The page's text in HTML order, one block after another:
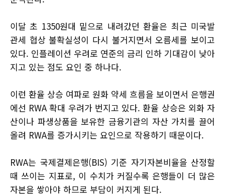
이달 초 1350원대 밑으로 내려갔던 환율은 최근 미국발
관세 협상 불확실성이 다시 불거지면서 오름세를 보이고
있다. 인플레이션 우려로 연준의 금리 인하 기대감이 낮아
지고 있는 점도 요인 중 하나다.
이런 환율 상승 여파로 원화 약세 흐름을 보이면서 은행권
에선 RWA 확대 우려가 번지고 있다. 환율 상승은 외화 자
산이나 파생상품을 보유한 금융기관의 자산 가치를 끌어
올려 RWA를 증가시키는 요인으로 작용하기 때문이다.
RWA는 국제결제은행(BIS) 기준 자기자본비율을 산정할
때 쓰이는 지표로, 이 수치가 커질수록 은행들이 더 많은
자본을 쌓아야 하므로 부담이 커지게 된다.